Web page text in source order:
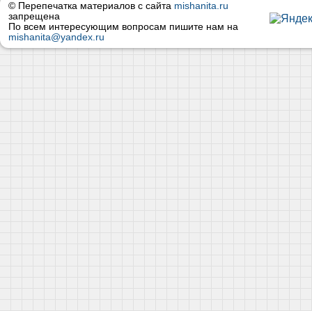
© Перепечатка материалов с сайта mishanita.ru
запрещена
По всем интересующим вопросам пишите нам на
mishanita@yandex.ru